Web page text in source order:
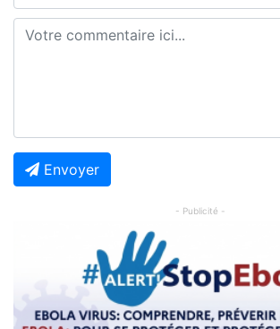
Envoyer
- Publicité -